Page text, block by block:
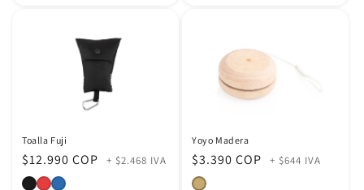
Toalla Fuji
Precio
habitual
$12.990 COP + $2.468 IVA
Yoyo Madera
Precio
habitual
$3.390 COP + $644 IVA